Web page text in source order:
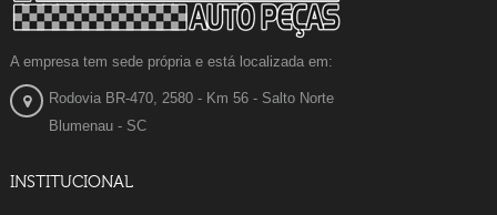
A empresa tem sede própria e está localizada em:
Rodovia BR-470, 2580 - Km 56 - Salto Norte
Blumenau - SC
INSTITUCIONAL